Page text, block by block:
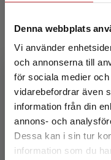
Denna webbplats
Vi använder
och annonserna till
för sociala medier
vidarebefordrar även
information från din
annons- och
Dessa kan i sin tur
information som du
Det verkar som
Schottenius
234 krinkl.